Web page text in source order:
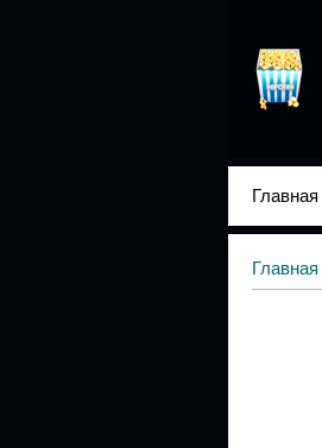
Главная
Главная